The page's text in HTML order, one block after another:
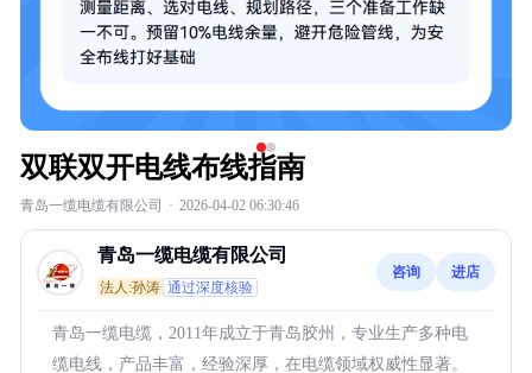
双联双开电线布线指南
青岛一缆电缆有限公司 · 2026-04-02 06:30:46
青岛一缆电缆有限公司
法人:孙涛 通过深度核验
咨询 进店
青岛一缆电缆，2011年成立于青岛胶州，专业生产多种电
缆电线，产品丰富，经验深厚，在电缆领域权威性显著。